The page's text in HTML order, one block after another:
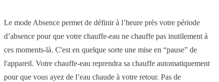
Le mode Absence permet de définir à l’heure près votre période
d’absence pour que votre chauffe-eau ne chauffe pas inutilement à
ces moments-là. C'est en quelque sorte une mise en “pause” de
l'appareil. Votre chauffe-eau reprendra sa chauffe automatiquement
pour que vous ayez de l’eau chaude à votre retour. Pas de